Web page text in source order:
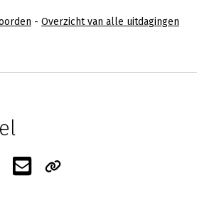
- Overzicht van alle uitdagingen